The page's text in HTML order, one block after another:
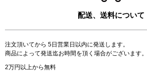
配送、送料について
注文頂いてから 5日営業日以内に発送します。
商品によって発送迄お時間を頂く場合がございます。
2万円以上から無料